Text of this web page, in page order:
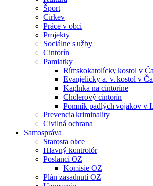
Šport
Cirkev
Práce v obci
Projekty
Sociálne služby
Cintorín
Pamiatky
Rímskokatolícky kostol v
Evanjelicky a. v. kostol v
Kaplnka na cintoríne
Cholerový cintorín
Pomník padlých vojakov v
Prevencia kriminality
Civilná ochrana
Samospráva
Starosta obce
Hlavný kontrolór
Poslanci OZ
Komisie OZ
Plán zasadnutí OZ